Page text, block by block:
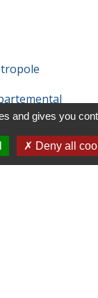
et-Loir
and gives you
Deny all